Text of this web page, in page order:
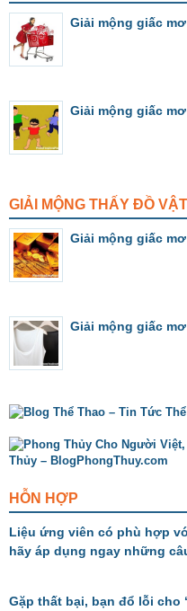
Giải mộng giấc
Giải mộng giấc
GIẢI MỘNG THẤY ĐỒ VẬT
Giải mộng giấc
Giải mộng giấc
HỖN HỢP
Liệu ứng viên có phù hợp
hãy áp dụng ngay những
Gặp thất bại, bạn đổ lỗi cho